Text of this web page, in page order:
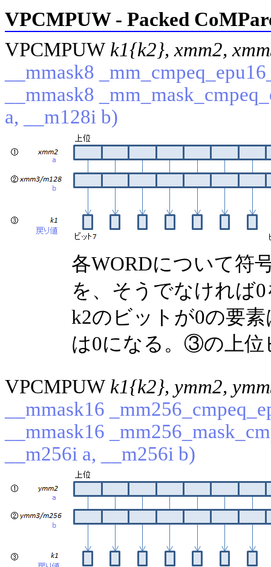
VPCMPUW - Packed
VPCMPUW k1{k2}, xmm2,
__mmask8
__mmask8
a, __m128i b)
各WORDについて
を、そうでなければ
k2のビットが0の要
は0になる。③の上位
VPCMPUW k1{k2}, ymm2,
__mmask16
__mmask16
__m256i a, __m256i b)